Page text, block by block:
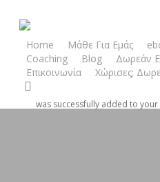
content
Home Μάθε Για Εμάς
Coaching
Blog
Δωρεάν
Επικοινωνία
Χώρισες;
was successfully added to your